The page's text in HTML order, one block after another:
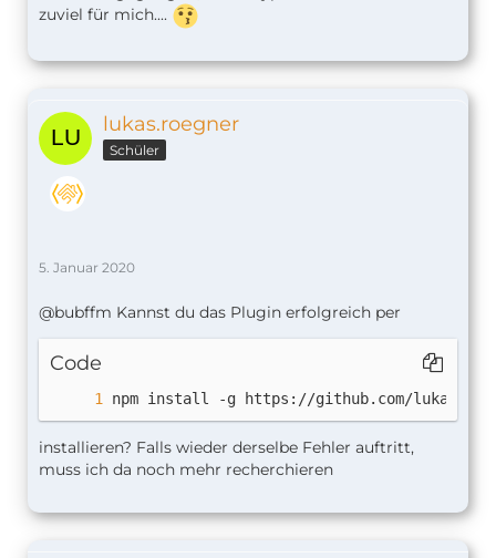
zuviel für mich....
lukas.roegner
Schüler
5. Januar 2020
@bubffm Kannst du das Plugin erfolgreich per
Code
npm install -g https://github.com/
installieren? Falls wieder derselbe Fehler auftritt,
muss ich da noch mehr recherchieren